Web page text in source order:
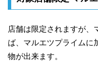
店舗は限定されますが、
ば、マルエツプライムに
物が出来ます。